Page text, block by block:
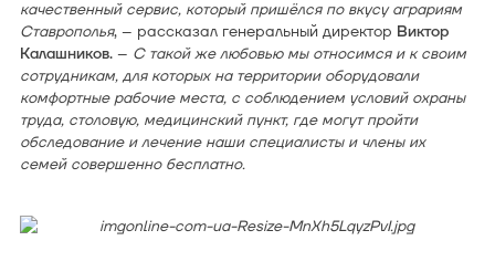
качественный сервис, который пришёлся по вкусу аграриям
Ставрополья, – рассказал генеральный директор Виктор
Калашников. – С такой же любовью мы относимся и к своим
сотрудникам, для которых на территории оборудовали
комфортные рабочие места, с соблюдением условий охраны
труда, столовую, медицинский пункт, где могут пройти
обследование и лечение наши специалисты и члены их
семей совершенно бесплатно.